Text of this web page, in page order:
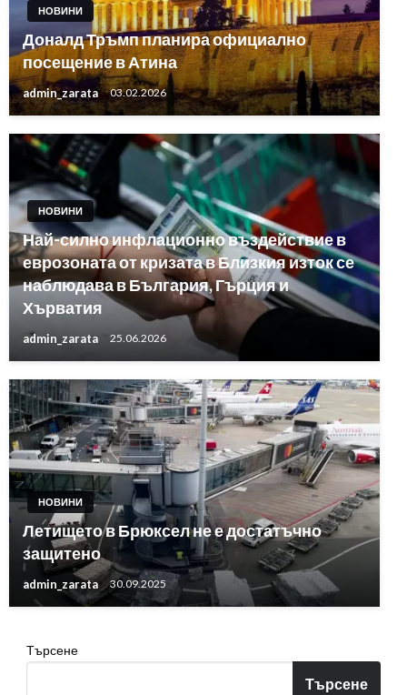
НОВИНИ
Доналд Тръмп планира официално
посещение в Атина
admin_zarata 03.02.2026
НОВИНИ
Най-силно инфлационно въздействие в
еврозоната от кризата в Близкия изток се
наблюдава в България, Гърция и
Хърватия
admin_zarata 25.06.2026
НОВИНИ
Летището в Брюксел не е достатъчно
защитено
admin_zarata 30.09.2025
Търсене
Търсене